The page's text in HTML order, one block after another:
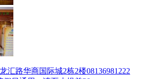
汇路华商国际城2栋2楼08136981222